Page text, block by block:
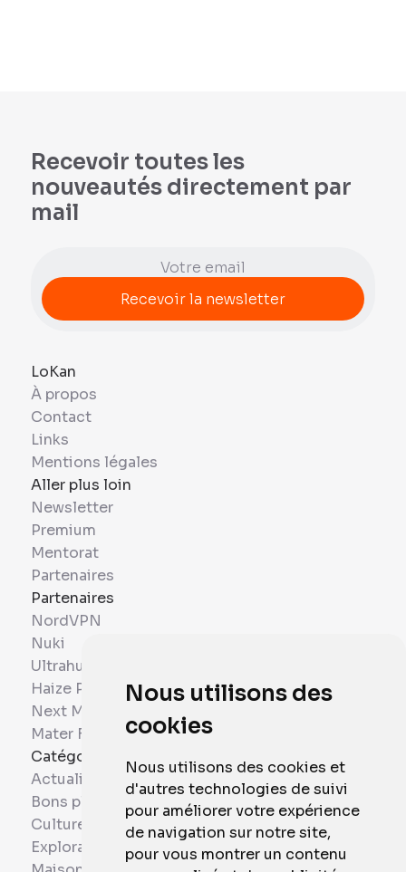
Nous utilisons des
cookies
Nous utilisons des cookies et
d'autres technologies de suivi
pour améliorer votre expérience
de navigation sur notre site,
pour vous montrer un contenu
Recevoir toutes les
nouveautés directement par
mail
LoKan
À propos
Contact
Links
Mentions légales
Aller plus loin
Newsletter
Premium
Mentorat
Partenaires
Partenaires
NordVPN
Nuki
Ultrahuman
Haize Project
Next Mobiles
Mater France
Catégories
Actualités
Bons plans
Culture
Exploration